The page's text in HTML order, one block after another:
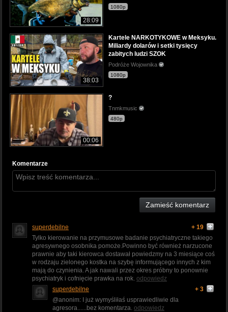
28:09
1080p
38:03
Kartele NARKOTYKOWE w Meksyku.
Miliardy dolarów i setki tysięcy
zabitych ludzi SZOK
Podróże Wojownika
1080p
00:06
?
Tnmkmusic
480p
Komentarze
Zamieść komentarz
superdebilne
+ 19
Tylko kierowanie na przymusowe badanie psychiatryczne takiego
agresywnego osobnika pomoże.Powinno być również narzucone
prawnie aby taki kierowca dostawał powiedzmy na 3 miesiące coś
w rodzaju zielonego kostka na szybę informującego innych z kim
mają do czynienia. A jak nawali przez okres próbny to ponownie
psychiatryk i cofnięcie prawka na rok. odpowiedz
superdebilne
+ 3
@anonim: I już wymyśliłaś usprawiedliwie dla
agresora......bez komentarza. odpowiedz